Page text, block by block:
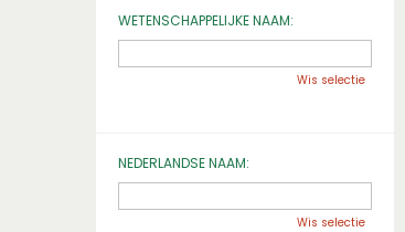
WETENSCHAPPELIJKE NAAM:
Wis selectie
NEDERLANDSE NAAM:
Wis selectie